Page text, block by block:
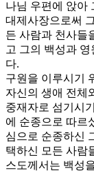
나님 우편에 앉아
대제사장으로써
든 사람과 천사들
고 그의 백성과 영
다.
구원을 이루시기
자신의 생애 전체
중재자로 섬기시
에 순종으로 따르
심으로 순종하신
택하신 모든 사람
스도께서는 백성